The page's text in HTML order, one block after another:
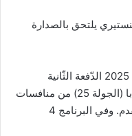
يلتحق بالصدارة
دارت بعد ظهر اليوم الخميس 13 مارس 2025 الدّفعة الثّانية
والأخيرة من مباريات الجولة العاشرة إيابا (الجولة 25) من منافسات
بطولة الرابطة المحترفة الأولى لكرة القدم. وفي البرنامج 4